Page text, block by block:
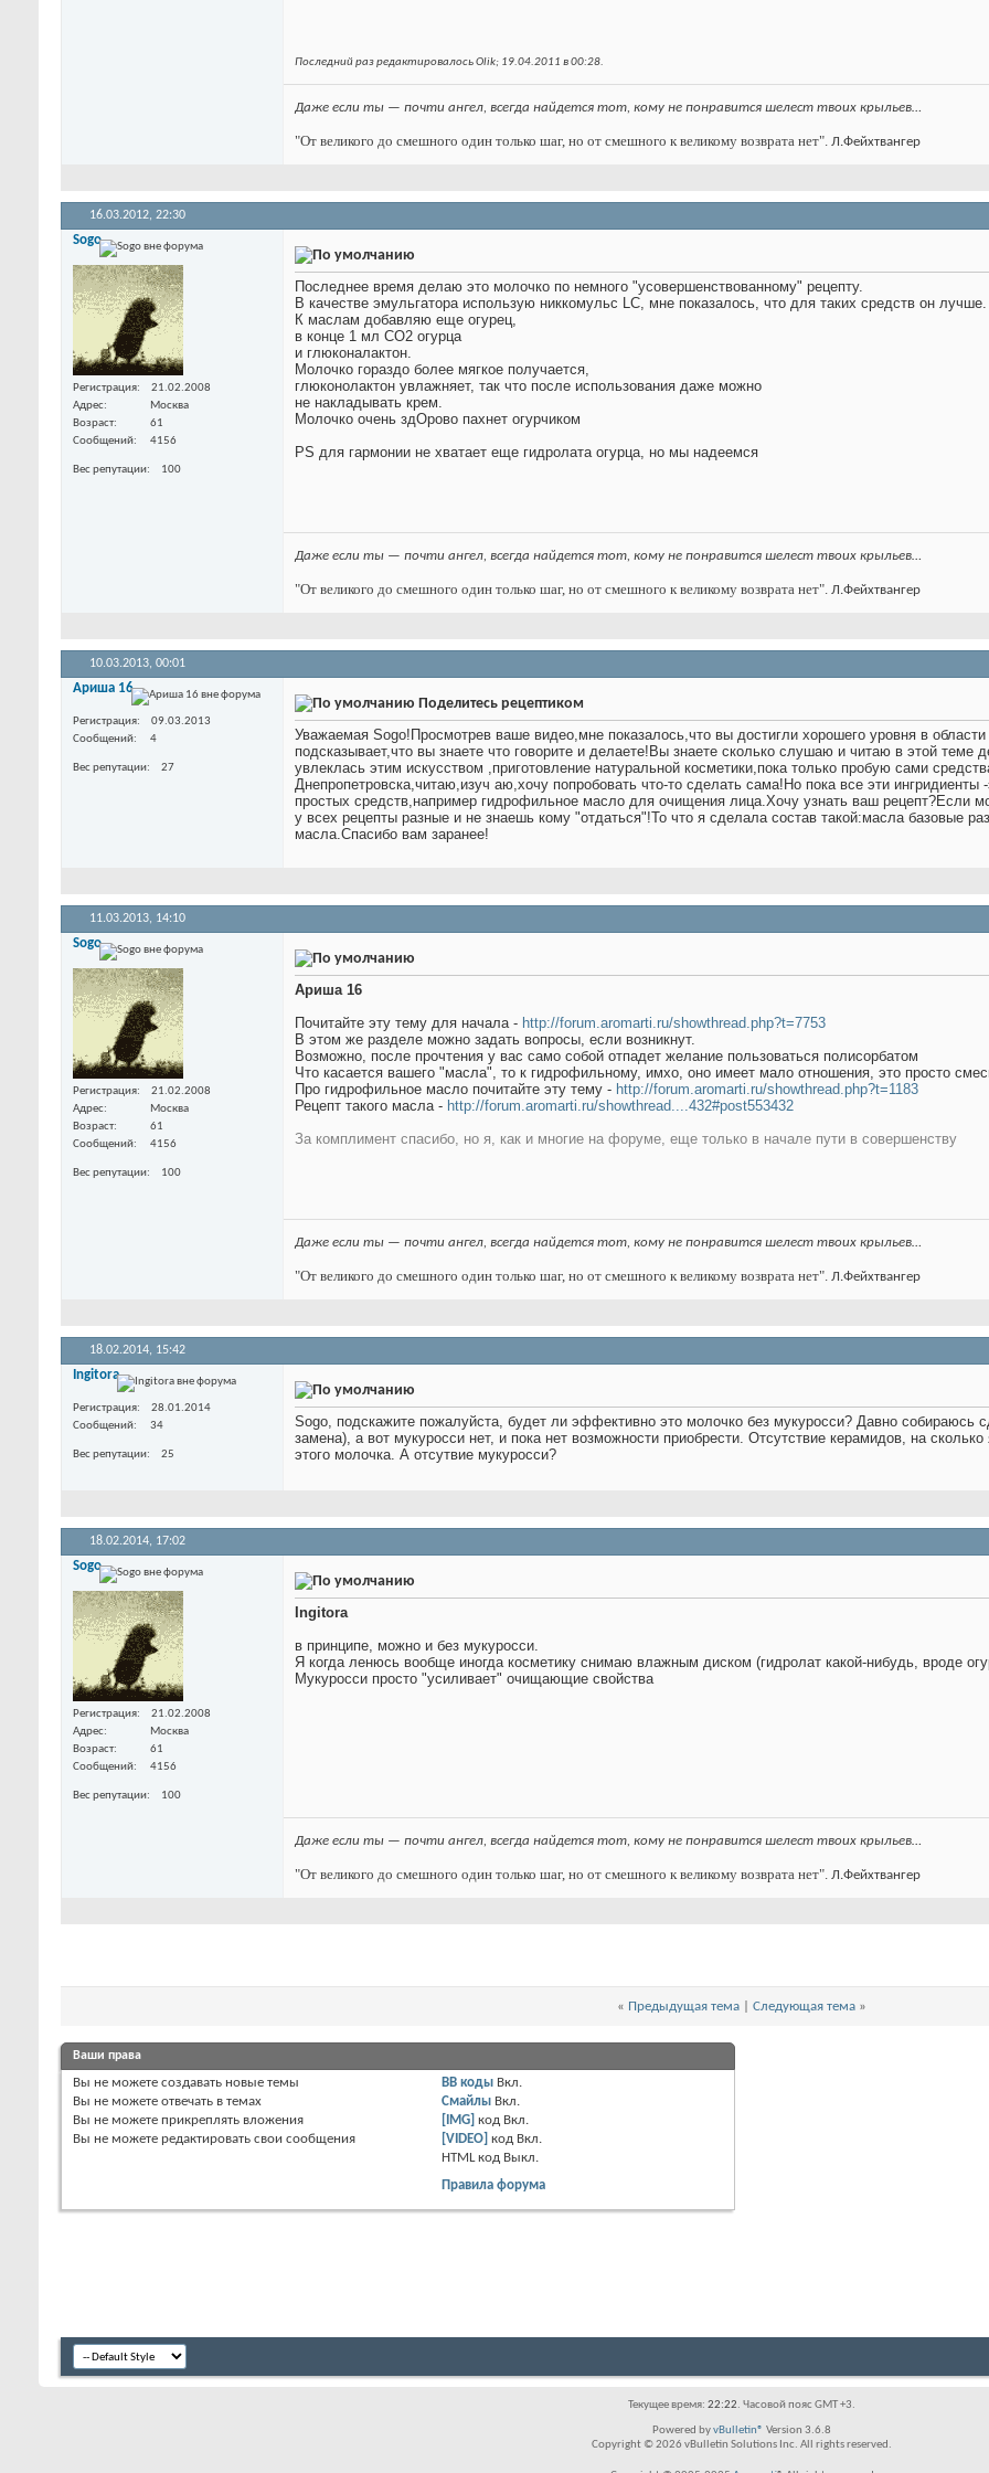
Последний раз редактировалось Olik; 19.04.2011 в00:28.
Даже если ты — почти ангел, всегда найдется тот, кому не понравится шелест твоих крыльев…
"От великого до смешного один только шаг, но от смешного к великому возврата нет". Л.Фейхтвангер
16.03.2012, 22:30
Sogo
Регистрация
21.02.2008
Адрес
Москва
Возраст
61
Сообщений
4156
Вес репутации 100
Последнее время делаю это молочко по немного "усовершенствованному" рецепту.
В качестве эмульгатора использую никкомульс LC, мне показалось, что для таких средств он лучше.
К маслам добавляю еще огурец,
в конце 1 мл CO2 огурца
и глюконалактон.
Молочко гораздо более мягкое получается,
глюконолактон увлажняет, так что после использования даже можно
не накладывать крем.
Молочко очень здОрово пахнет огурчиком
PS для гармонии не хватает еще гидролата огурца, но мы надеемся
Даже если ты — почти ангел, всегда найдется тот, кому не понравится шелест твоих крыльев…
"От великого до смешного один только шаг, но от смешного к великому возврата нет". Л.Фейхтвангер
10.03.2013, 00:01
Ариша 16
Регистрация
09.03.2013
Сообщений
4
Вес репутации 27
Поделитесь рецептиком
Уважаемая Sogo!Просмотрев ваше видео,мне показалось,что вы достигли хорошего уровня в
подсказывает,что вы знаете что говорите и делаете!Вы знаете сколько слушаю и читаю в этой теме
увлеклась этим искусством ,приготовление натуральной косметики,пока только пробую сами
Днепропетровска,читаю,изуч аю,хочу попробовать что-то сделать сама!Но пока все эти
простых средств,например гидрофильное масло для очищения лица.Хочу узнать ваш рецепт?Если
у всех рецепты разные и не знаешь кому "отдаться"!То что я сделала состав такой:масла базовые
масла.Спасибо вам заранее!
11.03.2013, 14:10
Sogo
Регистрация
21.02.2008
Адрес
Москва
Возраст
61
Сообщений
4156
Вес репутации 100
Ариша 16
Почитайте эту тему для начала - http://forum.aromarti.ru/showthread.php?t=7753
В этом же разделе можно задать вопросы, если возникнут.
Возможно, после прочтения у вас само собой отпадет желание пользоваться полисорбатом
Что касается вашего "масла", то к гидрофильному, имхо, оно имеет мало отношения, это просто
Про гидрофильное масло почитайте эту тему - http://forum.aromarti.ru/showthread.php?t=1183
Рецепт такого масла - http://forum.aromarti.ru/showthread....432#post553432
За комплимент спасибо, но я, как и многие на форуме, еще только в начале пути в совершенству
Даже если ты — почти ангел, всегда найдется тот, кому не понравится шелест твоих крыльев…
"От великого до смешного один только шаг, но от смешного к великому возврата нет". Л.Фейхтвангер
18.02.2014, 15:42
Ingitora
Регистрация
28.01.2014
Сообщений
34
Вес репутации 25
Sogo, подскажите пожалуйста, будет ли эффективно это молочко без мукуросси? Давно собираюсь
замена), а вот мукуросси нет, и пока нет возможности приобрести. Отсутствие керамидов, на
этого молочка. А отсутвие мукуросси?
18.02.2014, 17:02
Sogo
Регистрация
21.02.2008
Адрес
Москва
Возраст
61
Сообщений
4156
Вес репутации 100
Ingitora
в принципе, можно и без мукуросси.
Я когда ленюсь вообще иногда косметику снимаю влажным диском (гидролат какой-нибудь, вроде
Мукуросси просто "усиливает" очищающие свойства
Даже если ты — почти ангел, всегда найдется тот, кому не понравится шелест твоих крыльев…
"От великого до смешного один только шаг, но от смешного к великому возврата нет". Л.Фейхтвангер
« Предыдущая тема Следующая тема »
Ваши права
Вы не можете создавать новые темы
Вы не можете отвечать в темах
Вы не можете прикреплять вложения
Вы не можете редактировать свои сообщения
BB коды Вкл.
Смайлы Вкл.
[IMG] код Вкл.
[VIDEO] код Вкл.
HTML код Выкл.
Правила форума
Текущее время: 22:22. Часовой пояс GMT +3.
Powered byvBulletin® Version 3.6.8
Copyright © 2026 vBulletin Solutions Inc. All rights reserved.